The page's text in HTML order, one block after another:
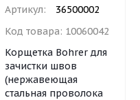
Артикул:
36500002
Код товара: 10060042
Корщетка Bohrer для
зачистки швов
(нержавеющая
стальная проволока